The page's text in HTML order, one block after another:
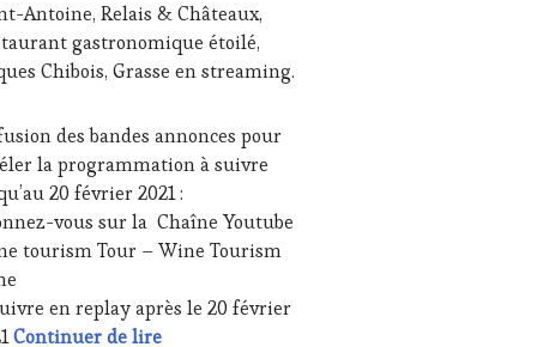
,
Antoine, Relais & Châteaux,
gastronomique étoilé,
Chibois, Grasse en streaming.
des bandes annonces pour
la programmation à suivre
20 février 2021 :
vous sur la Chaîne Youtube
tourism Tour – Wine Tourism
en replay après le 20 février
Continuer de lire20 février 2021 – INVITÉ Monsieur